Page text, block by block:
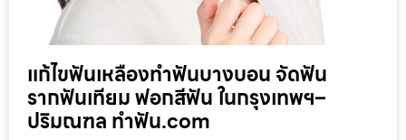
แก้ไขฟันเหลืองทำฟันบางบอน จัดฟัน
รากฟันเทียม ฟอกสีฟัน ในกรุงเทพฯ–
ปริมณฑล ทำฟัน.com